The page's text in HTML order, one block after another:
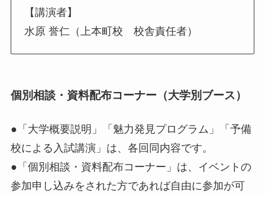
【講演者】
水原 誉仁（上本町校 校舎責任者）
個別相談・資料配布コーナー（大学別ブース）
●「大学概要説明」「魅力発見プログラム」「予備
校による入試講演」は、各回同内容です。
●「個別相談・資料配布コーナー」は、イベントの
参加申し込みをされた方であれば自由に参加が可